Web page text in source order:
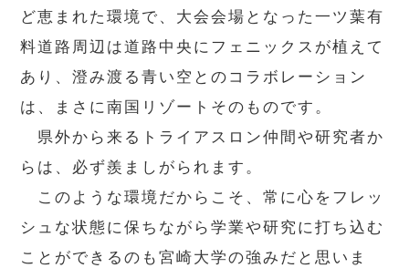
ど恵まれた環境で、大会会場となった一ツ葉有
料道路周辺は道路中央にフェニックスが植えて
あり、澄み渡る青い空とのコラボレーション
は、まさに南国リゾートそのものです。
県外から来るトライアスロン仲間や研究者か
らは、必ず羨ましがられます。
このような環境だからこそ、常に心をフレッ
シュな状態に保ちながら学業や研究に打ち込む
ことができるのも宮崎大学の強みだと思いま